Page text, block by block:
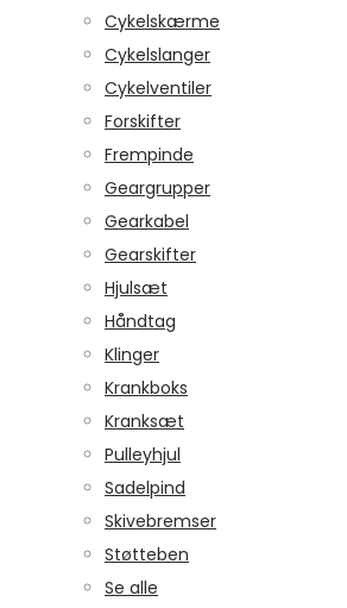
Cykelskærme
Cykelslanger
Cykelventiler
Forskifter
Frempinde
Geargrupper
Gearkabel
Gearskifter
Hjulsæt
Håndtag
Klinger
Krankboks
Kranksæt
Pulleyhjul
Sadelpind
Skivebremser
Støtteben
Se alle